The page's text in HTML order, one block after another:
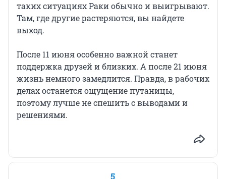
таких ситуациях Раки обычно и выигрывают.
Там, где другие растеряются, вы найдете
выход.
После 11 июня особенно важной станет
поддержка друзей и близких. А после 21 июня
жизнь немного замедлится. Правда, в рабочих
делах останется ощущение путаницы,
поэтому лучше не спешить с выводами и
решениями.
5